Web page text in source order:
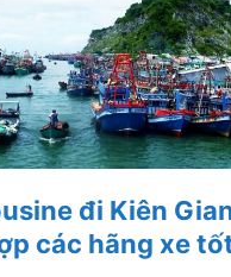
đi Kiên
các hãng xe